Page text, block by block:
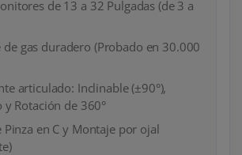
de 13 a 32 Pulgadas (de 3 a
de gas duradero (Probado en 30.000
articulado: Inclinable (±90°),
y Rotación de 360°
Pinza en C y Montaje por ojal